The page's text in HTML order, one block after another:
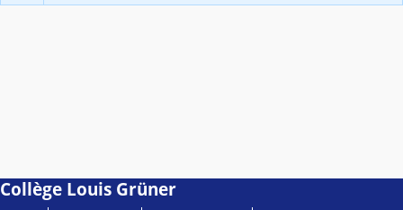
Collège Louis Grüner